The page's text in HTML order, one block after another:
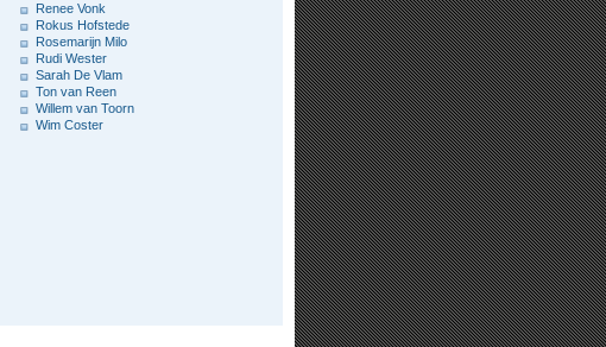
Renee Vonk
Rokus Hofstede
Rosemarijn Milo
Rudi Wester
Sarah De Vlam
Ton van Reen
Willem van Toorn
Wim Coster